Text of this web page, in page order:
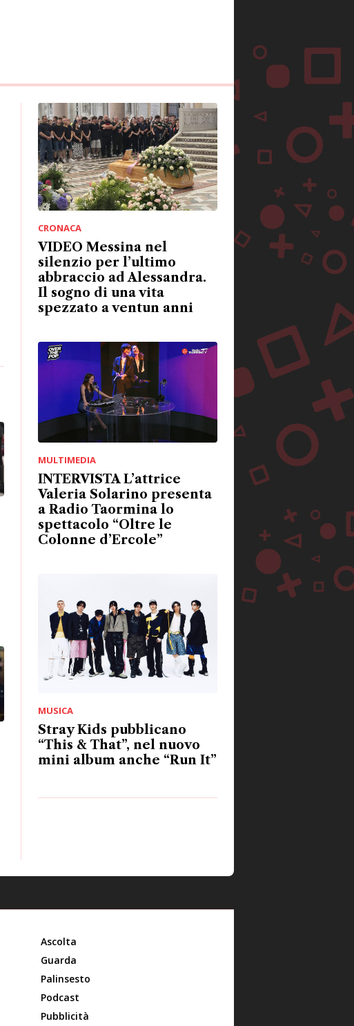
CRONACA
VIDEO Messina nel
silenzio per l’ultimo
abbraccio ad Alessandra.
Il sogno di una vita
spezzato a ventun anni
MULTIMEDIA
INTERVISTA L’attrice
Valeria Solarino presenta
a Radio Taormina lo
spettacolo “Oltre le
Colonne d’Ercole”
MUSICA
Stray Kids pubblicano
“This & That”, nel nuovo
mini album anche “Run It”
Ascolta
Guarda
Palinsesto
Podcast
Pubblicità